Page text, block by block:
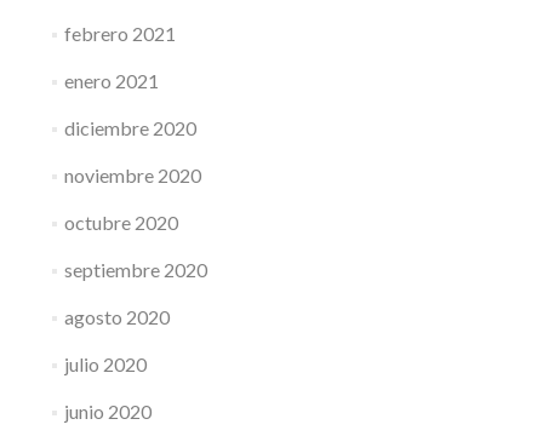
febrero 2021
enero 2021
diciembre 2020
noviembre 2020
octubre 2020
septiembre 2020
agosto 2020
julio 2020
junio 2020